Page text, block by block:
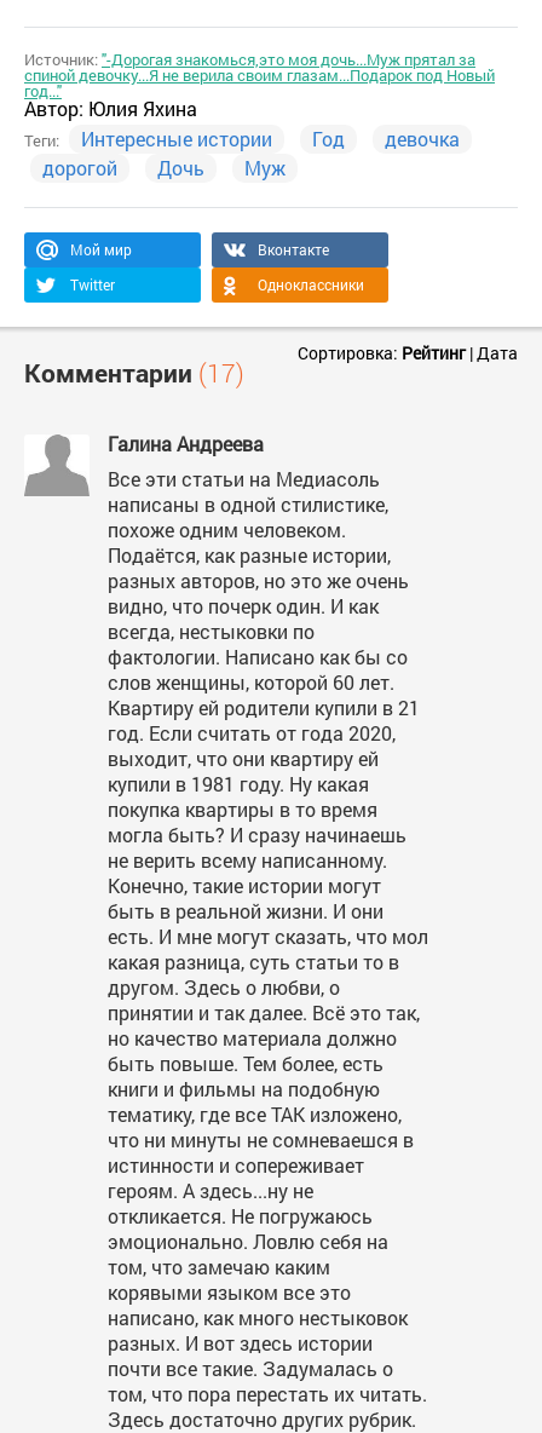
Источник:"-Дорогая знакомься,это моя дочь...Муж прятал за
спиной девочку...Я не верила своим глазам...Подарок под Новый
год..."
Автор: Юлия Яхина
Теги: Интересные истории Год
девочка
дорогой
Дочь Муж
Мой мир
Вконтакте
Twitter
Одноклассники
Комментарии (17)
Сортировка: Рейтинг|Дата
Галина Андреева
Все эти статьи на Медиасоль
написаны в одной стилистике,
похоже одним человеком.
Подаётся, как разные истории,
разных авторов, но это же очень
видно, что почерк один. И как
всегда, нестыковки по
фактологии. Написано как бы со
слов женщины, которой 60 лет.
Квартиру ей родители купили в 21
год. Если считать от года 2020,
выходит, что они квартиру ей
купили в 1981 году. Ну какая
покупка квартиры в то время
могла быть? И сразу начинаешь
не верить всему написанному.
Конечно, такие истории могут
быть в реальной жизни. И они
есть. И мне могут сказать, что мол
какая разница, суть статьи то в
другом. Здесь о любви, о
принятии и так далее. Всё это так,
но качество материала должно
быть повыше. Тем более, есть
книги и фильмы на подобную
тематику, где все ТАК изложено,
что ни минуты не сомневаешся в
истинности и сопереживает
героям. А здесь...ну не
откликается. Не погружаюсь
эмоционально. Ловлю себя на
том, что замечаю каким
корявыми языком все это
написано, как много нестыковок
разных. И вот здесь истории
почти все такие. Задумалась о
том, что пора перестать их читать.
Здесь достаточно других рубрик.